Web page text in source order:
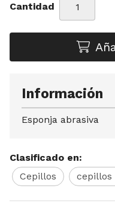
Cantidad
Información
Esponja abrasiva
Clasificado en:
Cepillos
cepillos